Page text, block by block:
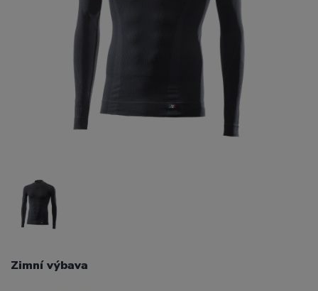
Zimní výbava